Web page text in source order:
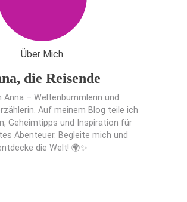
Über Mich
die Reisende
Anna – Weltenbummlerin und
Auf meinem Blog teile ich
Geheimtipps und Inspiration für
Abenteuer. Begleite mich und
die Welt! 🌍✨